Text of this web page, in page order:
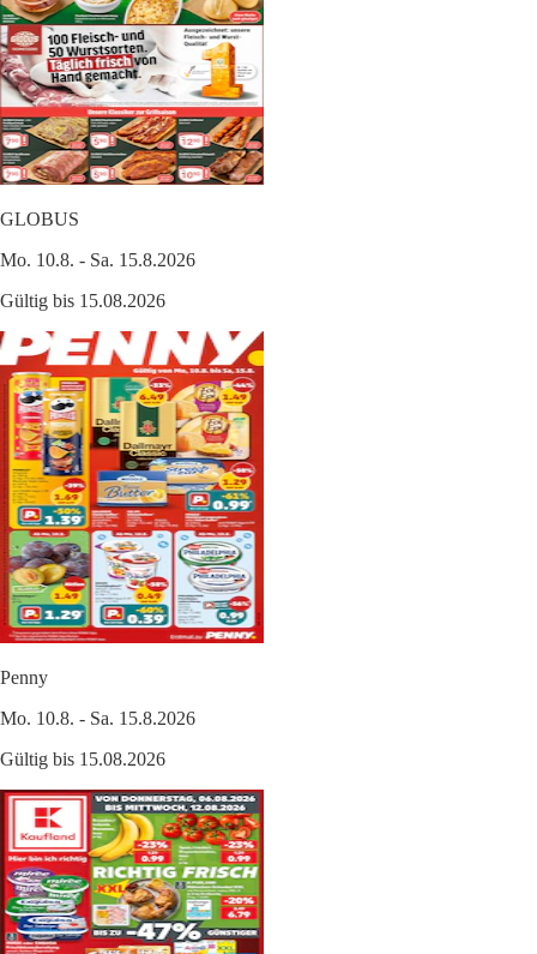
GLOBUS
Mo. 10.8. - Sa. 15.8.2026
Gültig bis 15.08.2026
Penny
Mo. 10.8. - Sa. 15.8.2026
Gültig bis 15.08.2026